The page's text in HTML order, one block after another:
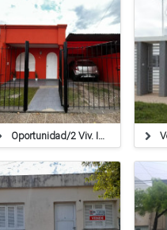
Oportunidad/2 Viv. Ideal Renta/patio Verde